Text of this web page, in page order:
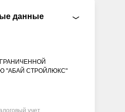
данные
"АБАЙ СТРОЙЛЮКС"
учет